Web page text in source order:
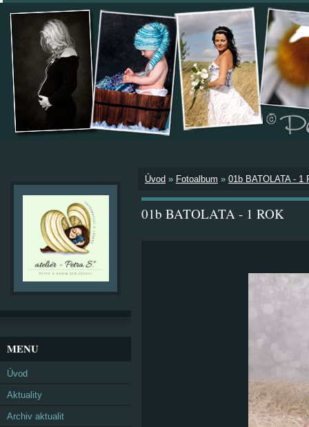
Úvod » Fotoalbum » 01b BATOLATA - 1
01b BATOLATA - 1 ROK
MENU
Úvod
Aktuality
Archiv aktualit